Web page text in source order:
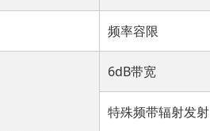
频率容限
6dB带宽
特殊频带辐射发射